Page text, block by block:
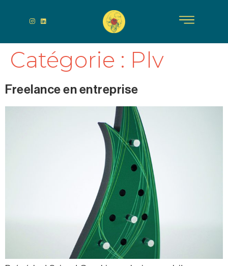
Catégorie : Plv
Freelance en entreprise